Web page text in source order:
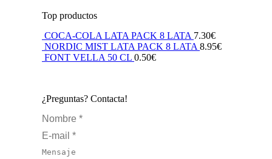
Top productos
COCA-COLA LATA PACK 8 LATA 7.30€
NORDIC MIST LATA PACK 8 LATA 8.95€
FONT VELLA 50 CL 0.50€
¿Preguntas? Contacta!
Nombre *
E-mail *
Mensaje